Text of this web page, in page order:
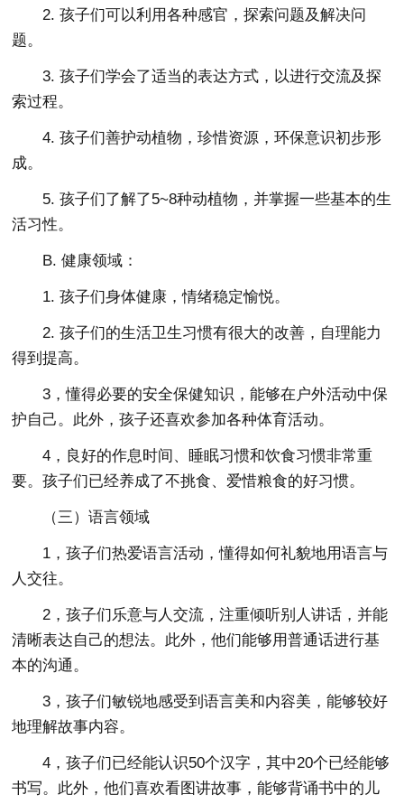
2. 孩子们可以利用各种感官，探索问题及解决问
题。
3. 孩子们学会了适当的表达方式，以进行交流及探
索过程。
4. 孩子们善护动植物，珍惜资源，环保意识初步形
成。
5. 孩子们了解了5~8种动植物，并掌握一些基本的生
活习性。
B. 健康领域：
1. 孩子们身体健康，情绪稳定愉悦。
2. 孩子们的生活卫生习惯有很大的改善，自理能力
得到提高。
3，懂得必要的安全保健知识，能够在户外活动中保
护自己。此外，孩子还喜欢参加各种体育活动。
4，良好的作息时间、睡眠习惯和饮食习惯非常重
要。孩子们已经养成了不挑食、爱惜粮食的好习惯。
（三）语言领域
1，孩子们热爱语言活动，懂得如何礼貌地用语言与
人交往。
2，孩子们乐意与人交流，注重倾听别人讲话，并能
清晰表达自己的想法。此外，他们能够用普通话进行基
本的沟通。
3，孩子们敏锐地感受到语言美和内容美，能够较好
地理解故事内容。
4，孩子们已经能认识50个汉字，其中20个已经能够
书写。此外，他们喜欢看图讲故事，能够背诵书中的儿